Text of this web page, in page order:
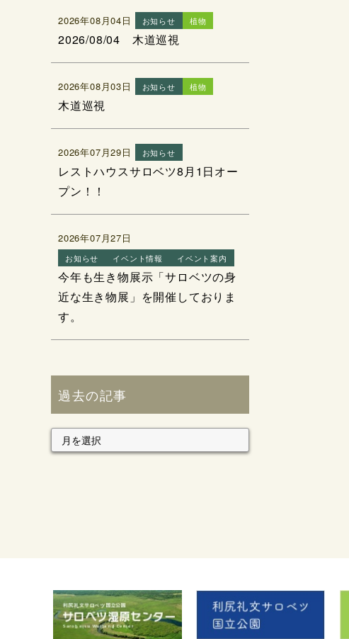
2026年08月04日 お知らせ 植物
2026/08/04 木道巡視
2026年08月03日 お知らせ 植物
木道巡視
2026年07月29日 お知らせ
レストハウスサロベツ8月1日オー
プン！！
2026年07月27日
お知らせ イベント情報 イベント案内
今年も生き物展示「サロベツの身
近な生き物展」を開催しておりま
す。
過去の記事